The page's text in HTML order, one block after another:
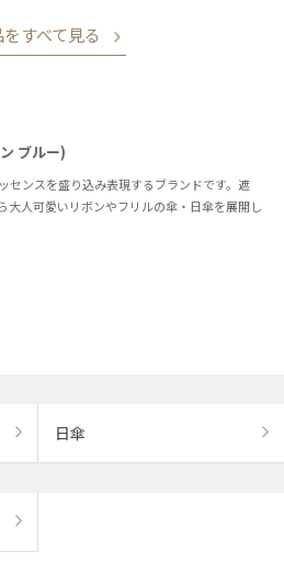
すべて見る
ブルー)
センスを盛り込み表現するブランドです。遮
大人可愛いリボンやフリルの傘・日傘を展開し
日傘